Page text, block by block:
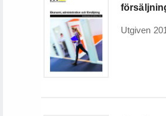
Utgiven